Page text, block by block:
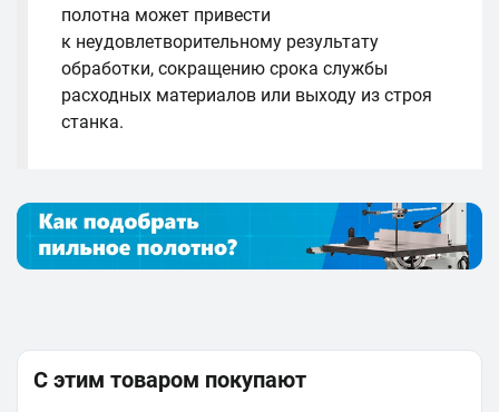
полотна может привести
к неудовлетворительному результату
обработки, сокращению срока службы
расходных материалов или выходу из строя
станка.
С этим товаром покупают